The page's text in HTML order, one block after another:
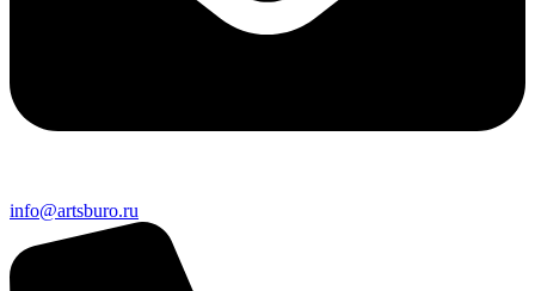
info@artsburo.ru